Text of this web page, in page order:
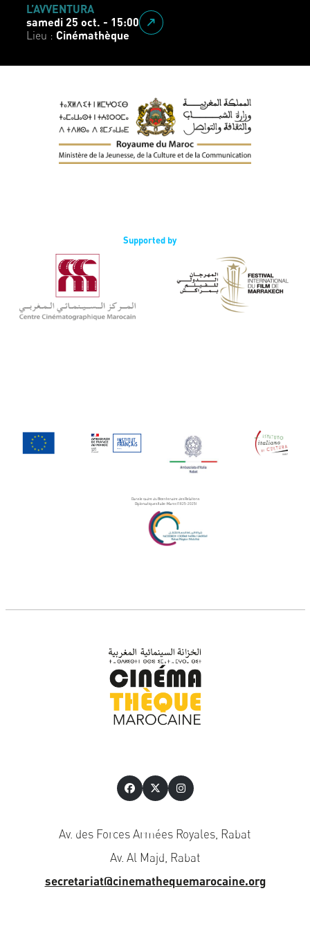
Supported by
Dans le cadre du Bicentenaire des Relations
Diplomatiques Italie-Maroc (1825-2025)
Av. des Forces Armées Royales, Rabat
Av. Al Majd, Rabat
secretariat@cinemathequemarocaine.org